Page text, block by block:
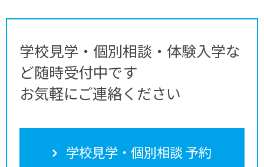
学校見学・個別相談・体験入学な
ど随時受付中です
お気軽にご連絡ください
学校見学・個別相談 予約